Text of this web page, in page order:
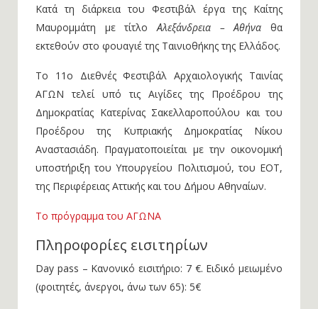
Κατά τη διάρκεια του Φεστιβάλ έργα της Καίτης
Μαυρομμάτη με τίτλοΑλεξάνδρεια – Αθήναθα
Το 11ο Διεθνές Φεστιβάλ Αρχαιολογικής Ταινίας
ΑΓΩΝ τελεί υπό τις Αιγίδες της Προέδρου της
Δημοκρατίας Κατερίνας Σακελλαροπούλου και του
Προέδρου της Κυπριακής Δημοκρατίας Νίκου
Αναστασιάδη. Πραγματοποιείται με την οικονομική
υποστήριξη του Υπουργείου Πολιτισμού, του ΕΟΤ,
Πληροφορίες εισιτηρίων
Day pass – Κανονικό εισιτήριο: 7 €. Ειδικό μειωμένο